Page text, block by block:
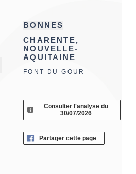
BONNES
CHARENTE,
NOUVELLE-
AQUITAINE
FONT DU GOUR
Consulter l'analyse du
30/07/2026
Partager cette page